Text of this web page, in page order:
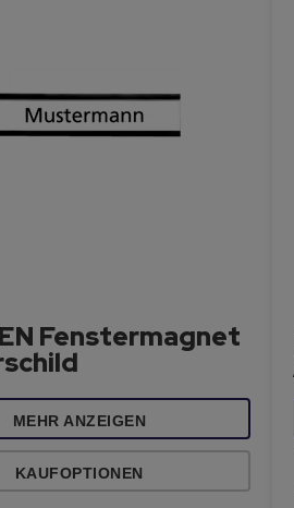
Fenstermagnet
MEHR ANZEIGEN
KAUFOPTIONEN